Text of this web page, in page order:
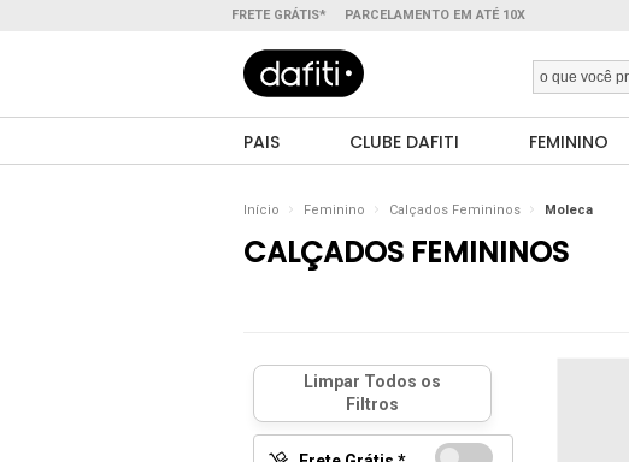
FRETE GRÁTIS* PARCELAMENTO EM ATÉ 10X
PAIS CLUBE DAFITI FEMININO
Início Feminino Calçados Femininos Moleca
CALÇADOS FEMININOS